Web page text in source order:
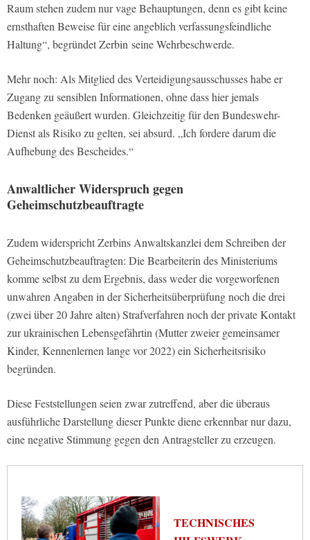
Raum stehen zudem nur vage Behauptungen, denn es gibt keine
ernsthaften Beweise für eine angeblich verfassungsfeindliche
Haltung“, begründet Zerbin seine Wehrbeschwerde.
Mehr noch: Als Mitglied des Verteidigungsausschusses habe er
Zugang zu sensiblen Informationen, ohne dass hier jemals
Bedenken geäußert wurden. Gleichzeitig für den Bundeswehr-
Dienst als Risiko zu gelten, sei absurd. „Ich fordere darum die
Aufhebung des Bescheides.“
Anwaltlicher Widerspruch gegen
Geheimschutzbeauftragte
Zudem widerspricht Zerbins Anwaltskanzlei dem Schreiben der
Geheimschutzbeauftragten: Die Bearbeiterin des Ministeriums
komme selbst zu dem Ergebnis, dass weder die vorgeworfenen
unwahren Angaben in der Sicherheitsüberprüfung noch die drei
(zwei über 20 Jahre alten) Strafverfahren noch der private Kontakt
zur ukrainischen Lebensgefährtin (Mutter zweier gemeinsamer
Kinder, Kennenlernen lange vor 2022) ein Sicherheitsrisiko
begründen.
Diese Feststellungen seien zwar zutreffend, aber die überaus
ausführliche Darstellung dieser Punkte diene erkennbar nur dazu,
eine negative Stimmung gegen den Antragsteller zu erzeugen.
TECHNISCHES